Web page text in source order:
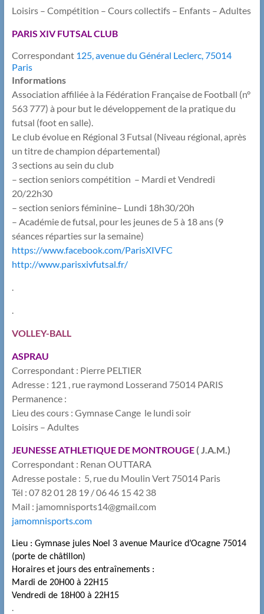
Loisirs – Compétition – Cours collectifs – Enfants – Adultes
PARIS XIV FUTSAL CLUB
Correspondant 125, avenue du Général Leclerc, 75014
Paris
Informations
Association affiliée à la Fédération Française de Football (n°
563 777) à pour but le développement de la pratique du
futsal (foot en salle).
Le club évolue en Régional 3 Futsal (Niveau régional, après
un titre de champion départemental)
3 sections au sein du club
– section seniors compétition – Mardi et Vendredi
20/22h30
– section seniors féminine– Lundi 18h30/20h
– Académie de futsal, pour les jeunes de 5 à 18 ans (9
séances réparties sur la semaine)
https://www.facebook.com/ParisXIVFC
http://www.parisxivfutsal.fr/
.
.
VOLLEY-BALL
ASPRAU
Correspondant : Pierre PELTIER
Adresse : 121 , rue raymond Losserand 75014 PARIS
Permanence :
Lieu des cours : Gymnase Cange le lundi soir
Loisirs – Adultes
JEUNESSE ATHLETIQUE DE MONTROUGE( J.A.M.)
Correspondant : Renan OUTTARA
Adresse postale : 5, rue du Moulin Vert 75014 Paris
Tél : 07 82 01 28 19 / 06 46 15 42 38
Mail : ​jamomnisports14@gmail.com
jamomnisports.com
Lieu : Gymnase jules Noel 3 avenue Maurice d’Ocagne 75014
(porte de châtillon)
Horaires et jours des entraînements :
Mardi de 20H00 à 22H15
Vendredi de 18H00 à 22H15
.